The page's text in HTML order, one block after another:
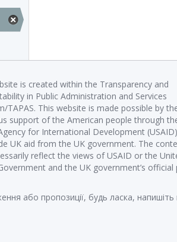
is created within the Transparency and
in Public Administration and Services
TAPAS. This website is made possible by
support of the American people through
for International Development (USAID)
UK aid from the UK government. The
reflect the views of USAID or the
and the UK government’s official
або пропозиції, будь ласка, напишіть